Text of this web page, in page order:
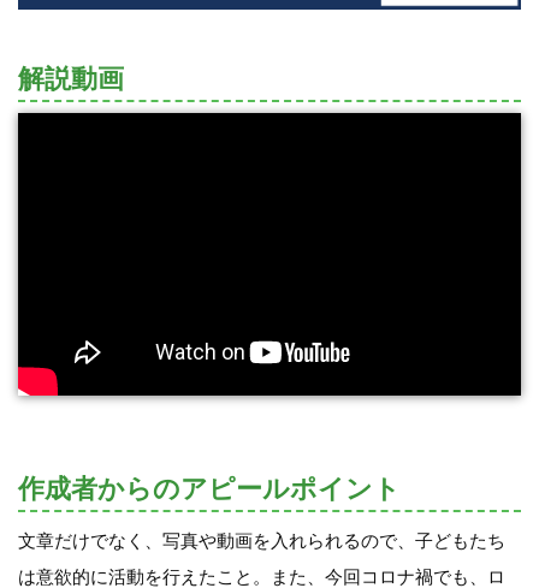
解説動画
作成者からのアピールポイント
文章だけでなく、写真や動画を入れられるので、子どもたち
は意欲的に活動を行えたこと。また、今回コロナ禍でも、ロ